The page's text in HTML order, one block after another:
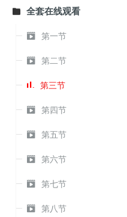
 全套在线观看
 第一节
 第二节
第三节
 第四节
 第五节
 第六节
 第七节
 第八节